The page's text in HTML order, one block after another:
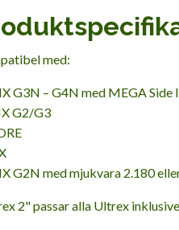
med:
G3N – G4N med MEGA
G2/G3
G2N med mjukvara 2.180
2" passar alla Ultrex